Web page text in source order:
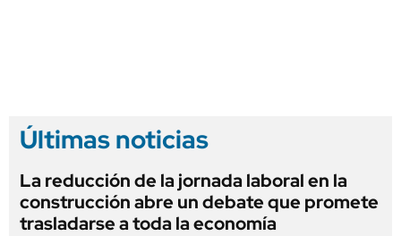
Últimas noticias
La reducción de la jornada laboral en la
construcción abre un debate que promete
trasladarse a toda la economía